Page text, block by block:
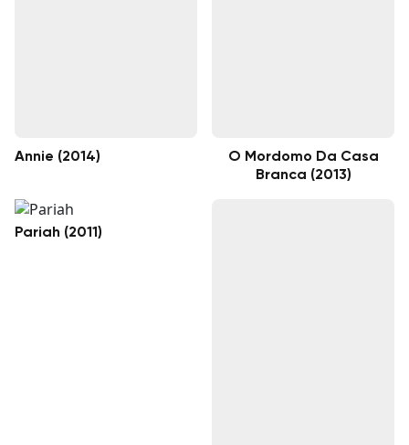
Annie (2014)
O Mordomo Da Casa
Branca (2013)
Pariah (2011)